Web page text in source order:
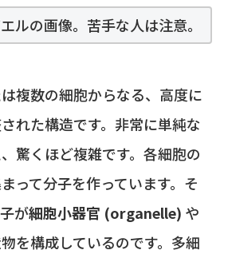
ルの画像。苦手な人は注意。
複数の細胞からなる、高度に
れた構造です。非常に単純な
驚くほど複雑です。各細胞の
って分子を作っています。そ
が細胞小器官 (organelle) や
を構成しているのです。多細